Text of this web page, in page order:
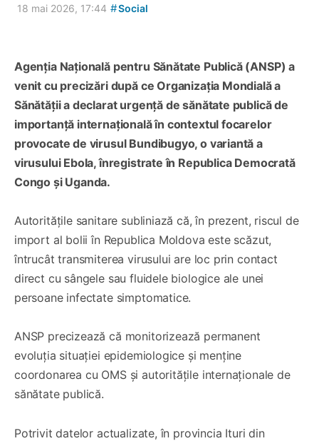
18 mai 2026, 17:44 #Social
Agenția Națională pentru Sănătate Publică (ANSP) a
venit cu precizări după ce Organizația Mondială a
Sănătății a declarat urgență de sănătate publică de
importanță internațională în contextul focarelor
provocate de virusul Bundibugyo, o variantă a
virusului Ebola, înregistrate în Republica Democrată
Congo și Uganda.
Autoritățile sanitare subliniază că, în prezent, riscul de
import al bolii în Republica Moldova este scăzut,
întrucât transmiterea virusului are loc prin contact
direct cu sângele sau fluidele biologice ale unei
persoane infectate simptomatice.
ANSP precizează că monitorizează permanent
evoluția situației epidemiologice și menține
coordonarea cu OMS și autoritățile internaționale de
sănătate publică.
Potrivit datelor actualizate, în provincia Ituri din